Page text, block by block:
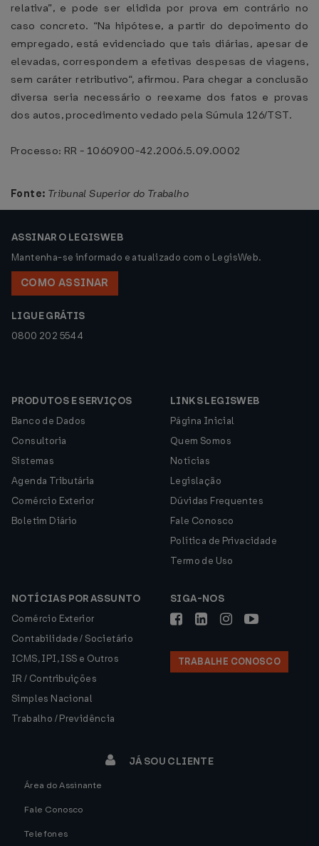
relativa”, e pode ser elidida por prova em contrário no
caso concreto. “Na hipótese, a partir do depoimento do
empregado, está evidenciado que tais diárias, apesar de
elevadas, correspondem a efetivas despesas de viagens,
sem caráter retributivo“, afirmou. Para chegar a conclusão
diversa seria necessário o reexame dos fatos e provas
dos autos, procedimento vedado pela Súmula 126/TST.
Processo: RR - 1060900-42.2006.5.09.0002
Fonte: Tribunal Superior do Trabalho
ASSINAR O LEGISWEB
Mantenha-se informado e atualizado com o LegisWeb.
COMO ASSINAR
LIGUE GRÁTIS
0800 202 5544
PRODUTOS E SERVIÇOS
Banco de Dados
Consultoria
Sistemas
Agenda Tributária
Comércio Exterior
Boletim Diário
LINKS LEGISWEB
Página Inicial
Quem Somos
Notícias
Legislação
Dúvidas Frequentes
Fale Conosco
Política de Privacidade
Termo de Uso
NOTÍCIAS POR ASSUNTO
Comércio Exterior
Contabilidade / Societário
ICMS, IPI, ISS e Outros
IR / Contribuições
Simples Nacional
Trabalho / Previdência
SIGA-NOS
TRABALHE CONOSCO
JÁ SOU CLIENTE
Área do Assinante
Fale Conosco
Telefones